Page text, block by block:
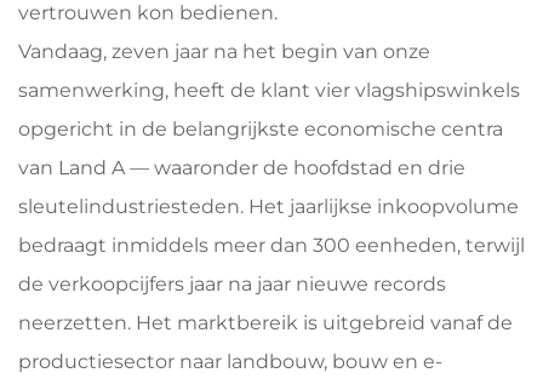
vertrouwen kon bedienen.
Vandaag, zeven jaar na het begin van onze
samenwerking, heeft de klant vier vlagshipswinkels
opgericht in de belangrijkste economische centra
van Land A — waaronder de hoofdstad en drie
sleutelindustriesteden. Het jaarlijkse inkoopvolume
bedraagt inmiddels meer dan 300 eenheden, terwijl
de verkoopcijfers jaar na jaar nieuwe records
neerzetten. Het marktbereik is uitgebreid vanaf de
productiesector naar landbouw, bouw en e-